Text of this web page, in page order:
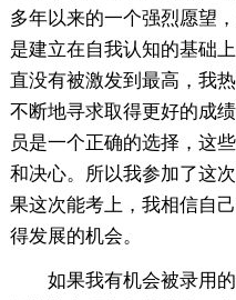
多年以来的一个强烈愿望
是建立在自我认知的基础
直没有被激发到最高，我
不断地寻求取得更好的成
员是一个正确的选择，这
和决心。所以我参加了这
果这次能考上，我相信自
得发展的机会。
如果我有机会被录用